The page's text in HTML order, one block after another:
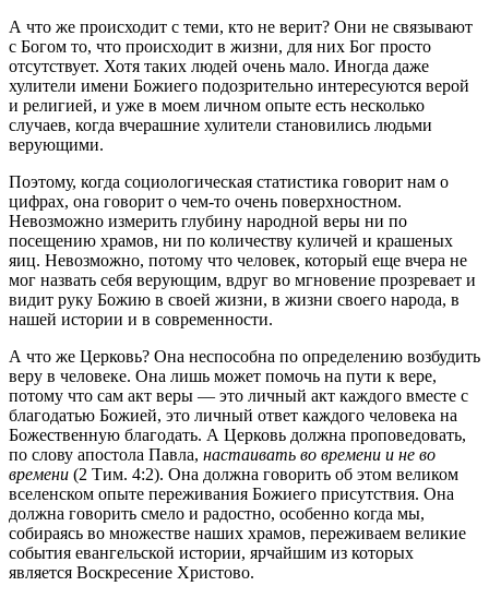
А что же происходит с теми, кто не верит? Они не связывают
с Богом то, что происходит в жизни, для них Бог просто
отсутствует. Хотя таких людей очень мало. Иногда даже
хулители имени Божиего подозрительно интересуются верой
и религией, и уже в моем личном опыте есть несколько
случаев, когда вчерашние хулители становились людьми
верующими.
Поэтому, когда социологическая статистика говорит нам о
цифрах, она говорит о чем-то очень поверхностном.
Невозможно измерить глубину народной веры ни по
посещению храмов, ни по количеству куличей и крашеных
яиц. Невозможно, потому что человек, который еще вчера не
мог назвать себя верующим, вдруг во мгновение прозревает и
видит руку Божию в своей жизни, в жизни своего народа, в
нашей истории и в современности.
А что же Церковь? Она неспособна по определению возбудить
веру в человеке. Она лишь может помочь на пути к вере,
потому что сам акт веры — это личный акт каждого вместе с
благодатью Божией, это личный ответ каждого человека на
Божественную благодать. А Церковь должна проповедовать,
по слову апостола Павла, настаивать во времени и не во
времени (2 Тим. 4:2). Она должна говорить об этом великом
вселенском опыте переживания Божиего присутствия. Она
должна говорить смело и радостно, особенно когда мы,
собираясь во множестве наших храмов, переживаем великие
события евангельской истории, ярчайшим из которых
является Воскресение Христово.